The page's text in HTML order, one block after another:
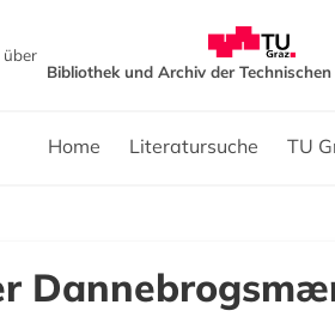
Bibliothek und Archiv der
Home Literatursuche TU